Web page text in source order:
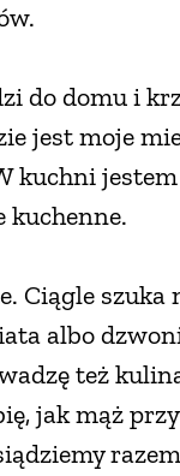
do domu i
jest moje
kuchni
kuchenne.
Ciągle szuka
albo
też
jak mąż